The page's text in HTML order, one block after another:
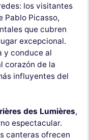
los visitantes
Pablo Picasso,
que cubren
excepcional.
y conduce al
corazón de la
influyentes del
des Lumières,
espectacular.
canteras ofrecen